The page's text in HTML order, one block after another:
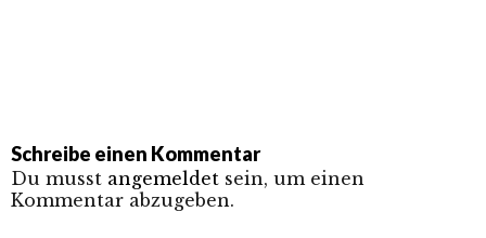
Schreibe einen Kommentar
Du musst angemeldet sein, um einen
Kommentar abzugeben.